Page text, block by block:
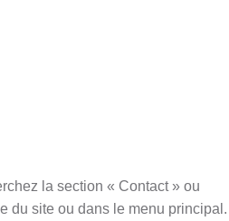
la section « Contact » ou
du site ou dans le menu principal.